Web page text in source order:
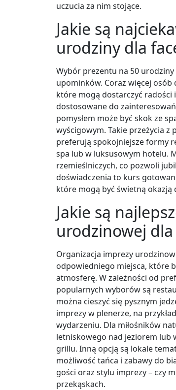
uczucia za nim stojące.
Jakie są
urodziny dla
Wybór prezentu na 50
upominków. Coraz więcej
które mogą dostarczyć
dostosowane do
pomysłem może być skok ze
wyścigowym. Takie przeżycia z
preferują spokojniejsze formy
spa lub w luksusowym hotelu.
rzemieślniczych, co pozwoli
doświadczenia to kurs
które mogą być świetną
Jakie są
urodzinowej dla
Organizacja imprezy
odpowiedniego miejsca, które
atmosferę. W zależności od
popularnych wyborów są
można cieszyć się pysznym
imprezy w plenerze, na
wydarzeniu. Dla miłośników
letniskowego nad jeziorem lub
grillu. Inną opcją są lokale
możliwość tańca i zabawy do
gości oraz stylu imprezy – czy
przekąskach.